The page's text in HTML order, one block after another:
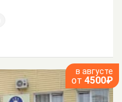
в августе
от 4500₽